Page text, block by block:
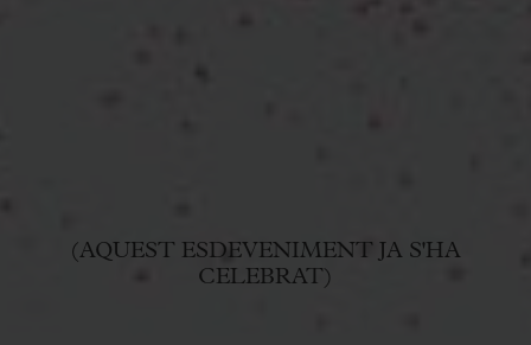
(AQUEST ESDEVENIMENT JA S'HA
CELEBRAT)